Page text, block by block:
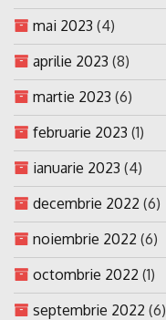
mai 2023 (4)
aprilie 2023 (8)
martie 2023 (6)
februarie 2023 (1)
ianuarie 2023 (4)
decembrie 2022 (6)
noiembrie 2022 (6)
octombrie 2022 (1)
septembrie 2022 (6)